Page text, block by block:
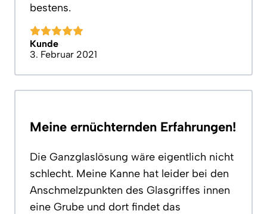
bestens.
Kunde
3. Februar 2021
Meine ernüchternden Erfahrungen!
Die Ganzglaslösung wäre eigentlich nicht
schlecht. Meine Kanne hat leider bei den
Anschmelzpunkten des Glasgriffes innen
eine Grube und dort findet das